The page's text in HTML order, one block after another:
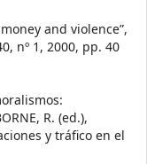
and violence”,
nº 1, 2000, pp. 40
R. (ed.),
y tráfico en el